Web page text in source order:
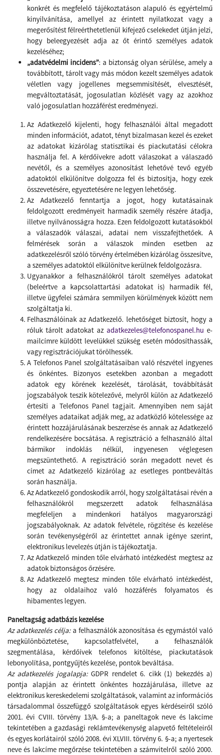
konkrét és megfelelő tájékoztatáson alapuló és egyértelmű
kinyilvánítása, amellyel az érintett nyilatkozat vagy a
megerősítést félreérthetetlenül kifejező cselekedet útján jelzi,
hogy beleegyezését adja az őt érintő személyes adatok
kezeléséhez;
„adatvédelmi incidens”: a biztonság olyan sérülése, amely a
továbbított, tárolt vagy más módon kezelt személyes adatok
véletlen vagy jogellenes megsemmisítését, elvesztését,
megváltoztatását, jogosulatlan közlését vagy az azokhoz
való jogosulatlan hozzáférést eredményezi.
Az Adatkezelő kijelenti, hogy felhasználói által megadott
minden információt, adatot, tényt bizalmasan kezel és ezeket
az adatokat kizárólag statisztikai és piackutatási célokra
használja fel. A kérdőívekre adott válaszokat a válaszadó
nevétől, és a személyes azonosítást lehetővé tevő egyéb
adatoktól elkülönítve dolgozza fel és biztosítja, hogy ezek
összevetésére, egyeztetésére ne legyen lehetőség.
Az Adatkezelő fenntartja a jogot, hogy kutatásainak
feldolgozott eredményeit harmadik személy részére átadja,
illetve nyilvánosságra hozza. Ezen feldolgozott kutatásokból
a válaszadók válaszai, adatai nem visszafejthetőek. A
felmérések során a válaszok minden esetben az
adatkezelésről szóló törvény értelmében kizárólag összesítve,
a személyes adatoktól elkülönítve kerülnek feldolgozásra.
Ugyanakkor a felhasználókról tárolt személyes adatokat
(beleértve a kapcsolattartási adatokat is) harmadik fél,
illetve ügyfelei számára semmilyen körülmények között nem
szolgáltatja ki.
Felhasználóinak az Adatkezelő. lehetőséget biztosít, hogy a
róluk tárolt adatokat az adatkezeles@telefonospanel.hu e-
mailcímre küldött levelükkel szükség esetén módosíthassák,
vagy regisztrációjukat törölhessék.
A Telefonos Panel szolgáltatásaiban való részvétel ingyenes
és önkéntes. Bizonyos esetekben azonban a megadott
adatok egy körének kezelését, tárolását, továbbítását
jogszabályok teszik kötelezővé, melyről külön az Adatkezelő
értesíti a Telefonos Panel tagjait.Amennyiben nem saját
személyes adataikat adják meg, az adatközlő kötelessége az
érintett hozzájárulásának beszerzése és annak az Adatkezelő
rendelkezésére bocsátása. A regisztráció a felhasználó által
bármikor indoklás nélkül, ingyenesen véglegesen
megszüntethető. A regisztráció során megadott nevet és
címet az Adatkezelő kizárólag az esetleges pontbeváltás
során használja.
Az Adatkezelő gondoskodik arról, hogy szolgáltatásai révén a
felhasználókról megszerzett adatok felhasználása
megfeleljen a mindenkori hatályos magyarországi
jogszabályoknak. Az adatok felvétele, rögzítése és kezelése
során tevékenységéről az érintettet annak igénye szerint,
elektronikus levelezés útján is tájékoztatja.
Az Adatkezelő minden tőle elvárható intézkedést megtesz az
adatok biztonságos őrzésére.
Az Adatkezelő megtesz minden tőle elvárható intézkedést,
hogy az oldalaihoz való hozzáférés folyamatos és
hibamentes legyen.
Paneltagság adatbázis kezelése
Az adatkezelés célja:a felhasználók azonosítása és egymástól való
megkülönböztetése, kapcsolatfelvétel, a felhasználók
szegmentálása, kérdőívek telefonos kitöltése, piackutatások
lebonyolítása, pontgyűjtés kezelése, pontok beváltása.
Az adatkezelés jogalapja:GDPR rendelet 6. cikk (1) bekezdés a)
pontja alapján az érintett önkéntes hozzájárulása, illetve az
elektronikus kereskedelemi szolgáltatások, valamint az információs
társadalommal összefüggő szolgáltatások egyes kérdéseiről szóló
2001. évi CVIII. törvény 13/A. §-a; a paneltagok neve és lakcíme
tekintetében a gazdasági reklámtevékenység alapvető feltételeiről
és egyes korlátairól szóló 2008. évi XLVIII. törvény 6. §-a; a nyertesek
neve és lakcíme megőrzése tekintetében a számvitelről szóló 2000.